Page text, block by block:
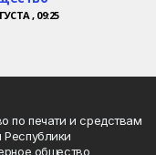
, 09:25
по печати и средствам
общество